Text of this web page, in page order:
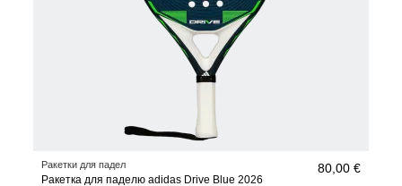
Ракетки для падел
Ракетка для паделю adidas Drive Blue 2026
80,00 €